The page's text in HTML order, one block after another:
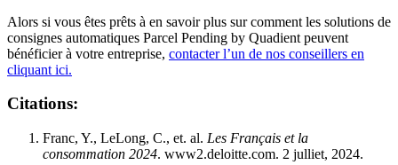
Alors si vous êtes prêts à en savoir plus sur comment les solutions de
consignes automatiques Parcel Pending by Quadient peuvent
bénéficier à votre entreprise, contacter l’un de nos conseillers en
cliquant ici.
Citations:
Franc, Y., LeLong, C., et. al. Les Français et la
consommation 2024. www2.deloitte.com. 2 julliet, 2024.